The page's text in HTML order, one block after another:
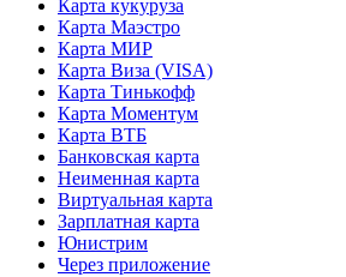
Карта кукуруза
Карта Маэстро
Карта МИР
Карта Виза (VISA)
Карта Тинькофф
Карта Моментум
Карта ВТБ
Банковская карта
Неименная карта
Виртуальная карта
Зарплатная карта
Юнистрим
Через приложение